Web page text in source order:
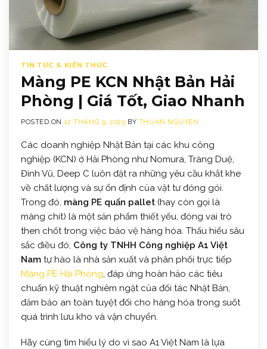
TIN TỨC & KIẾN THỨC
Màng PE KCN Nhật Bản Hải
Phòng | Giá Tốt, Giao Nhanh
POSTED ON 12 THÁNG 9, 2025 BY THUAN NGUYEN
Các doanh nghiệp Nhật Bản tại các khu công
nghiệp (KCN) ở Hải Phòng như Nomura, Tràng Duệ,
Đình Vũ, Deep C luôn đặt ra những yêu cầu khắt khe
về chất lượng và sự ổn định của vật tư đóng gói.
Trong đó, màng PE quấn pallet (hay còn gọi là
màng chít) là một sản phẩm thiết yếu, đóng vai trò
then chốt trong việc bảo vệ hàng hóa. Thấu hiểu sâu
sắc điều đó, Công ty TNHH Công nghiệp A1 Việt
Nam tự hào là nhà sản xuất và phân phối trực tiếp
Màng PE Hải Phòng , đáp ứng hoàn hảo các tiêu
chuẩn kỹ thuật nghiêm ngặt của đối tác Nhật Bản,
đảm bảo an toàn tuyệt đối cho hàng hóa trong suốt
quá trình lưu kho và vận chuyển.
Hãy cùng tìm hiểu lý do vì sao A1 Việt Nam là lựa